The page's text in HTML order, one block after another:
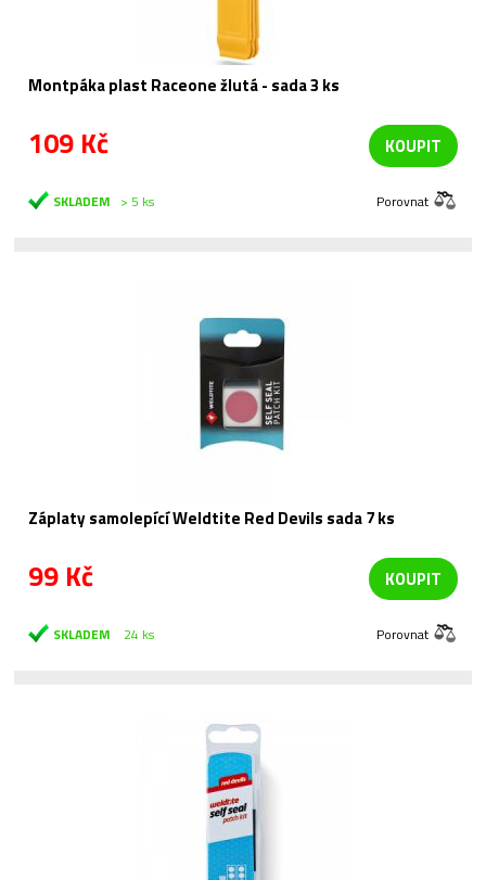
Montpáka plast Raceone žlutá - sada 3 ks
109 Kč KOUPIT
SKLADEM > 5 ks Porovnat
Záplaty samolepící Weldtite Red Devils sada 7 ks
99 Kč KOUPIT
SKLADEM 24 ks Porovnat